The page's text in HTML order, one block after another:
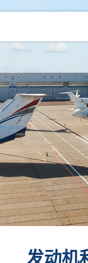
发动机